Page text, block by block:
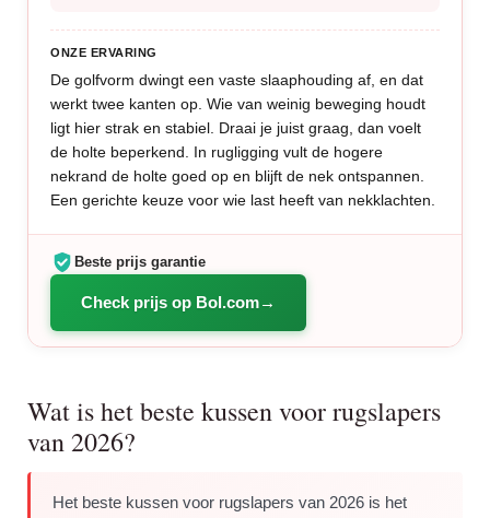
ONZE ERVARING
De golfvorm dwingt een vaste slaaphouding af, en dat
werkt twee kanten op. Wie van weinig beweging houdt
ligt hier strak en stabiel. Draai je juist graag, dan voelt
de holte beperkend. In rugligging vult de hogere
nekrand de holte goed op en blijft de nek ontspannen.
Een gerichte keuze voor wie last heeft van nekklachten.
Beste prijs garantie
Check prijs op Bol.com
Wat is het beste kussen voor rugslapers
van 2026?
Het beste kussen voor rugslapers van 2026 is het